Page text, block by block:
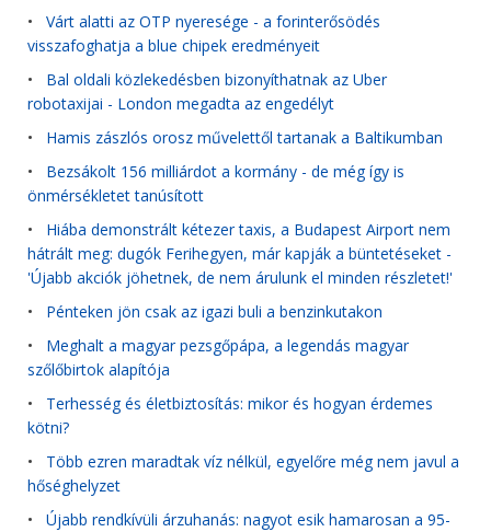
• Várt alatti az OTP nyeresége - a forinterősödés
visszafoghatja a blue chipek eredményeit
• Bal oldali közlekedésben bizonyíthatnak az Uber
robotaxijai - London megadta az engedélyt
• Hamis zászlós orosz művelettől tartanak a Baltikumban
• Bezsákolt 156 milliárdot a kormány - de még így is
önmérsékletet tanúsított
• Hiába demonstrált kétezer taxis, a Budapest Airport nem
hátrált meg: dugók Ferihegyen, már kapják a büntetéseket -
'Újabb akciók jöhetnek, de nem árulunk el minden részletet!'
• Pénteken jön csak az igazi buli a benzinkutakon
• Meghalt a magyar pezsgőpápa, a legendás magyar
szőlőbirtok alapítója
• Terhesség és életbiztosítás: mikor és hogyan érdemes
kötni?
• Több ezren maradtak víz nélkül, egyelőre még nem javul a
hőséghelyzet
• Újabb rendkívüli árzuhanás: nagyot esik hamarosan a 95-